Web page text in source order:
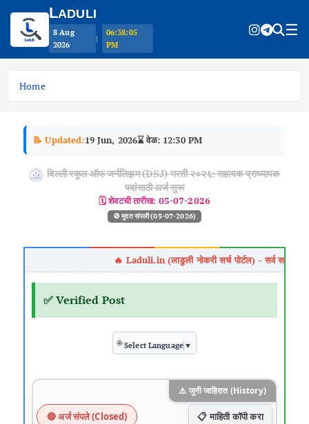
Home
📝 Updated:19 Jun, 2026⌛ वेळ: 12:30 PM
दिल्ली स्कूल ऑफ जर्नलिझम (DSJ) भरती २०२६: सहायक प्राध्यापक
पदांसाठी अर्ज सुरू
🗓️ शेवटची तारीख: 05-07-2026
🚫 मुदत संपली (05-07-2026)
✅ Verified Post
🌐 Select Language ▼
⚠️ जुनी जाहिरात (History)
🔴 अर्ज संपले (Closed) 📋 माहिती कॉपी करा
LADULI
8 Aug
2026
|
06:38:06
PM
☰